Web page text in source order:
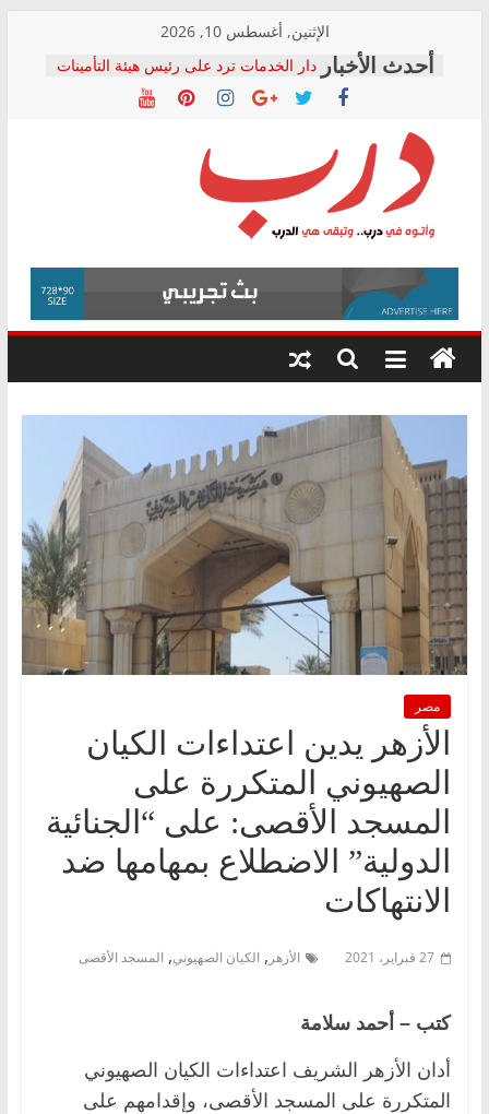
content
الإثنين, أغسطس 10, 2026
دار الخدمات ترد على رئيس هيئة التأمينات
بعد مؤتمره الصحفي: إنكار الأزمة لا ينهي
معاناة أصحاب المعاشات.. ونطالب بكشف
فرحات سليمان يكتب: القطاع الصحي إلى
أين؟
حزب التحالف الشعبي يطلق لجنة “الحق
في الصحة” بالإسكندرية لرصد الانتهاكات
ودعم المرضى
الوزاري لمدينة الصحفيين.. وانتهاء أعمال
إنشاء المبنى الإداري
المجلس القومي لحقوق الإنسان يعلن
متابعة قضية الدكتور محمد زهران.. ويؤكد:
قرينة البراءة وضمانات المحاكمة العادلة
درب
وأتوه
درب..
وتبقى
هي
مصر
الأزهر يدين اعتداءات الكيان
الصهيوني المتكررة على
المسجد الأقصى: على “الجنائية
الدولية” الاضطلاع بمهامها ضد
الانتهاكات
27 فبراير، 2021 الأزهر , الكيان الصهيوني, المسجد الأقصى
كتب – أحمد سلامة
أدان الأزهر الشريف اعتداءات الكيان الصهيوني
المتكررة على المسجد الأقصى، وإقدامهم على